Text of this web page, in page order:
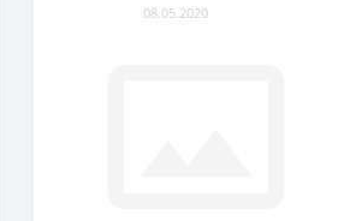
08.05.2020